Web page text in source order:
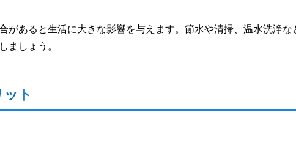
があると生活に大きな影響を与えます。節水や清掃、温水洗浄な
ましょう。
ト